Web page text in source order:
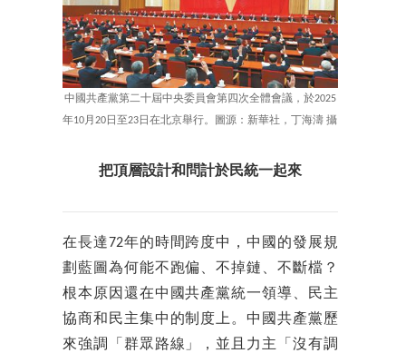
中國共產黨第二十屆中央委員會第四次全體會議，於2025
年10月20日至23日在北京舉行。圖源：新華社，丁海濤 攝
把頂層設計和問計於民統一起來
在長達72年的時間跨度中，中國的發展規
劃藍圖為何能不跑偏、不掉鏈、不斷檔？
根本原因還在中國共產黨統一領導、民主
協商和民主集中的制度上。中國共產黨歷
來強調「群眾路線」，並且力主「沒有調